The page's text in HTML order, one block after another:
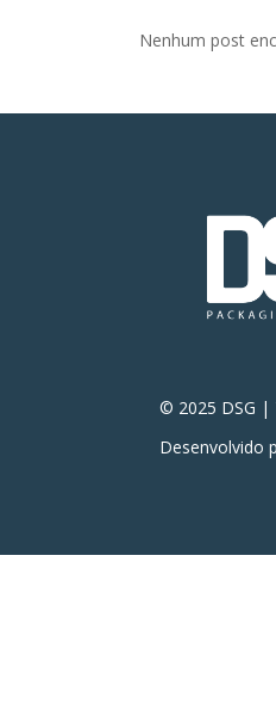
Nenhum post
© 2025 DSG |
Desenvolvido